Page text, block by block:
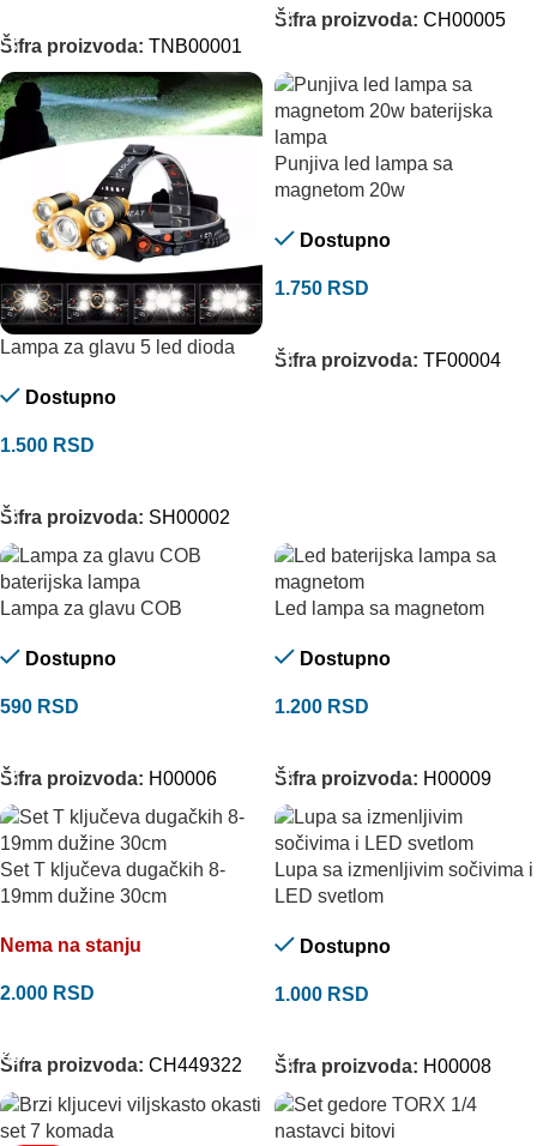
Šifra proizvoda: TNB00001
Šifra proizvoda: CH00005
Lampa za glavu 5 led dioda
Dostupno
1.500 RSD
Šifra proizvoda: SH00002
Punjiva led lampa sa
magnetom 20w
Dostupno
1.750 RSD
Šifra proizvoda: TF00004
Lampa za glavu COB
Dostupno
590 RSD
Šifra proizvoda: H00006
Led lampa sa magnetom
Dostupno
1.200 RSD
Šifra proizvoda: H00009
Set T ključeva dugačkih 8-
19mm dužine 30cm
Nema na stanju
2.000 RSD
Šifra proizvoda: CH449322
Lupa sa izmenljivim sočivima i
LED svetlom
Dostupno
1.000 RSD
Šifra proizvoda: H00008